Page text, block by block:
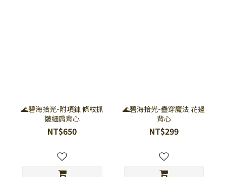
🌊碧海拾光-附項鍊 條紋抓
皺細肩背心
NT$650
🌊碧海拾光-疊穿魔法 花邊
背心
NT$299